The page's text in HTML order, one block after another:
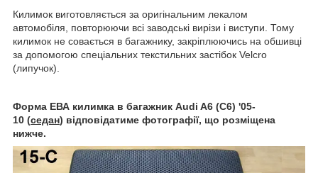
Килимок виготовляється за оригінальним лекалом
автомобіля, повторюючи всі заводські вирізи і виступи. Тому
килимок не совається в багажнику, закріплюючись на обшивці
за допомогою спеціальних текстильних застібок Velcro
(липучок).
Форма ЕВА килимка в багажник Audi A6 (C6) '05-
10 (седан) відповідатиме фотографії, що розміщена
нижче.